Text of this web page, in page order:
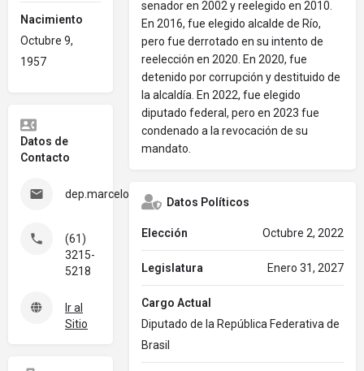
Nacimiento
Octubre 9,
1957
Datos de
Contacto
dep.marcelocrivella@camara.leg.br
(61)
3215-
5218
Ir al
Sitio
senador en 2002 y reelegido en 2010.
En 2016, fue elegido alcalde de Río,
pero fue derrotado en su intento de
reelección en 2020. En 2020, fue
detenido por corrupción y destituido de
la alcaldía. En 2022, fue elegido
diputado federal, pero en 2023 fue
condenado a la revocación de su
mandato.
Datos Políticos
Elección Octubre 2, 2022
Legislatura Enero 31, 2027
Cargo Actual
Diputado de la República Federativa de
Brasil